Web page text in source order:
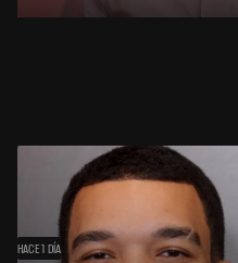
HACE 1 DÍA